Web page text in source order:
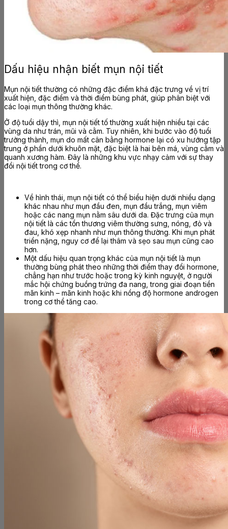
Dấu hiệu nhận biết mụn nội tiết
Mụn nội tiết thường có những đặc điểm khá đặc trưng về vị trí
xuất hiện, đặc điểm và thời điểm bùng phát, giúp phân biệt với
các loại mụn thông thường khác.
Ở độ tuổi dậy thì, mụn nội tiết tố thường xuất hiện nhiều tại các
vùng da như trán, mũi và cằm. Tuy nhiên, khi bước vào độ tuổi
trưởng thành, mụn do mất cân bằng hormone lại có xu hướng tập
trung ở phần dưới khuôn mặt, đặc biệt là hai bên má, vùng cằm và
quanh xương hàm. Đây là những khu vực nhạy cảm với sự thay
đổi nội tiết trong cơ thể.
Về hình thái, mụn nội tiết có thể biểu hiện dưới nhiều dạng
khác nhau như mụn đầu đen, mụn đầu trắng, mụn viêm
hoặc các nang mụn nằm sâu dưới da. Đặc trưng của mụn
nội tiết là các tổn thương viêm thường sưng, nóng, đỏ và
đau, khó xẹp nhanh như mụn thông thường. Khi mụn phát
triển nặng, nguy cơ để lại thâm và sẹo sau mụn cũng cao
hơn.
Một dấu hiệu quan trọng khác của mụn nội tiết là mụn
thường bùng phát theo những thời điểm thay đổi hormone,
chẳng hạn như trước hoặc trong kỳ kinh nguyệt, ở người
mắc hội chứng buồng trứng đa nang, trong giai đoạn tiền
mãn kinh – mãn kinh hoặc khi nồng độ hormone androgen
trong cơ thể tăng cao.